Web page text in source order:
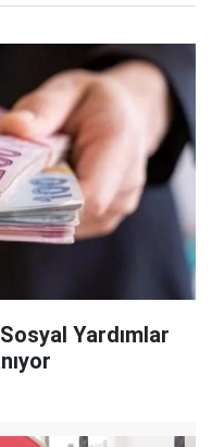
Yardımlar